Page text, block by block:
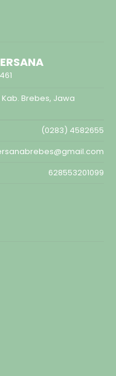
Brebes, Jawa
(0283) 4582655
628553201099